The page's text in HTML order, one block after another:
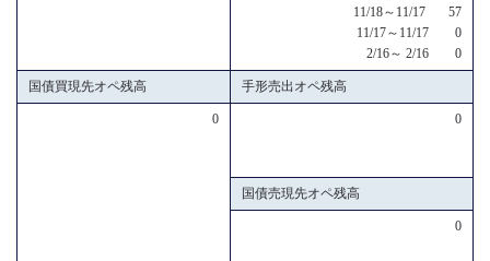
11/18～11/17 57
11/17～11/17 0
2/16～ 2/16 0
国債買現先オペ残高 手形売出オペ残高
0 0
国債売現先オペ残高
0